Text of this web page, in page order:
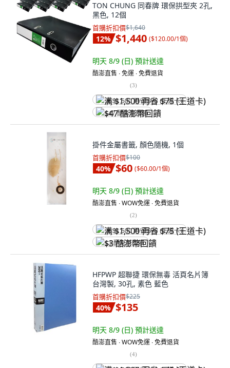
TON CHUNG 同春牌 環保拱型夾 2孔,
黑色, 12個
首購折扣價$1,640
12% $1,440 ($120.00/1個)
明天 8/9 (日) 預計送達
酷澎直售 ∙ 免運 ∙ 免費退貨
(3)
满 $1,500 再省 $75 (王道卡)
$47 酷澎幣回饋
掛件金屬書籤, 顏色隨機, 1個
首購折扣價$100
40% $60 ($60.00/1個)
明天 8/9 (日) 預計送達
酷澎直售 ∙ WOW免運 ∙ 免費退貨
(2)
满 $1,500 再省 $75 (王道卡)
$3 酷澎幣回饋
HFPWP 超聯捷 環保無毒 活頁名片簿
台灣製, 30孔, 素色 藍色
首購折扣價$225
40% $135
明天 8/9 (日) 預計送達
酷澎直售 ∙ WOW免運 ∙ 免費退貨
(4)